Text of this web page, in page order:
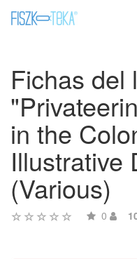
Fichas del
in the
Illustrative
(Various)
0